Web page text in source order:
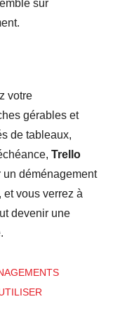
sur
votre
gérables et
de tableaux,
Trello
déménagement
et vous verrez à
devenir une